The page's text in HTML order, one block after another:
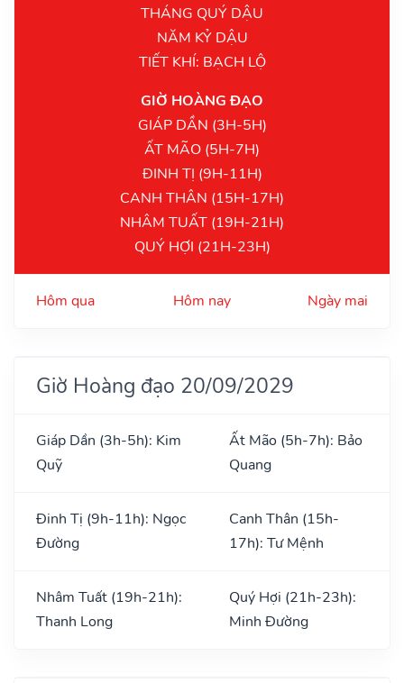
THÁNG QUÝ DẬU
NĂM KỶ DẬU
TIẾT KHÍ: BẠCH LỘ
GIỜ HOÀNG ĐẠO
GIÁP DẦN (3H-5H)
ẤT MÃO (5H-7H)
ĐINH TỊ (9H-11H)
CANH THÂN (15H-17H)
NHÂM TUẤT (19H-21H)
QUÝ HỢI (21H-23H)
Hôm qua Hôm nay Ngày mai
Giờ Hoàng đạo 20/09/2029
Giáp Dần (3h-5h): Kim
Quỹ
Ất Mão (5h-7h): Bảo
Quang
Đinh Tị (9h-11h): Ngọc
Đường
Canh Thân (15h-
17h): Tư Mệnh
Nhâm Tuất (19h-21h):
Thanh Long
Quý Hợi (21h-23h):
Minh Đường